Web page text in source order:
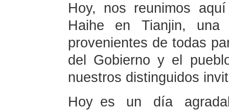
Hoy, nos reunimos
Haihe en Tianjin, una
provenientes de todas
del Gobierno y el
nuestros distinguidos
Hoy es un día